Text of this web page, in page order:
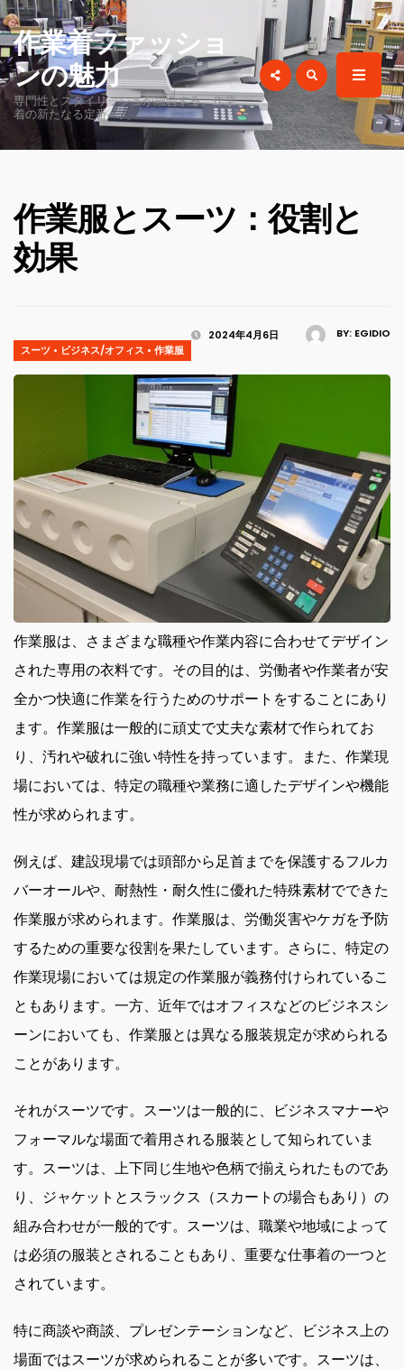
for:
作業着ファッショ
ンの魅力
専門性とスタイリッシュが融合する、作業
着の新たなる定番へ。
作業服とスーツ：役割と
効果
BY: EGIDIO
2024年4月6日
スーツ • ビジネス/オフィス • 作業服
作業服は、さまざまな職種や作業内容に合わせてデザイン
された専用の衣料です。 その目的は、労働者や作業者が安
全かつ快適に作業を行うためのサポートをすることにあり
ます。作業服は一般的に頑丈で丈夫な素材で作られてお
り、汚れや破れに強い特性を持っています。また、作業現
場においては、特定の職種や業務に適したデザインや機能
性が求められます。
例えば、建設現場では頭部から足首までを保護するフルカ
バーオールや、耐熱性・耐久性に優れた特殊素材でできた
作業服が求められます。作業服は、労働災害やケガを予防
するための重要な役割を果たしています。さらに、特定の
作業現場においては規定の作業服が義務付けられているこ
ともあります。一方、近年ではオフィスなどのビジネスシ
ーンにおいても、作業服とは異なる服装規定が求められる
ことがあります。
それがスーツです。スーツは一般的に、ビジネスマナーや
フォーマルな場面で着用される服装として知られていま
す。スーツは、上下同じ生地や色柄で揃えられたものであ
り、ジャケットとスラックス（スカートの場合もあり）の
組み合わせが一般的です。スーツは、職業や地域によって
は必須の服装とされることもあり、重要な仕事着の一つと
されています。
特に商談や商談、プレゼンテーションなど、ビジネス上の
場面ではスーツが求められることが多いです。スーツは、